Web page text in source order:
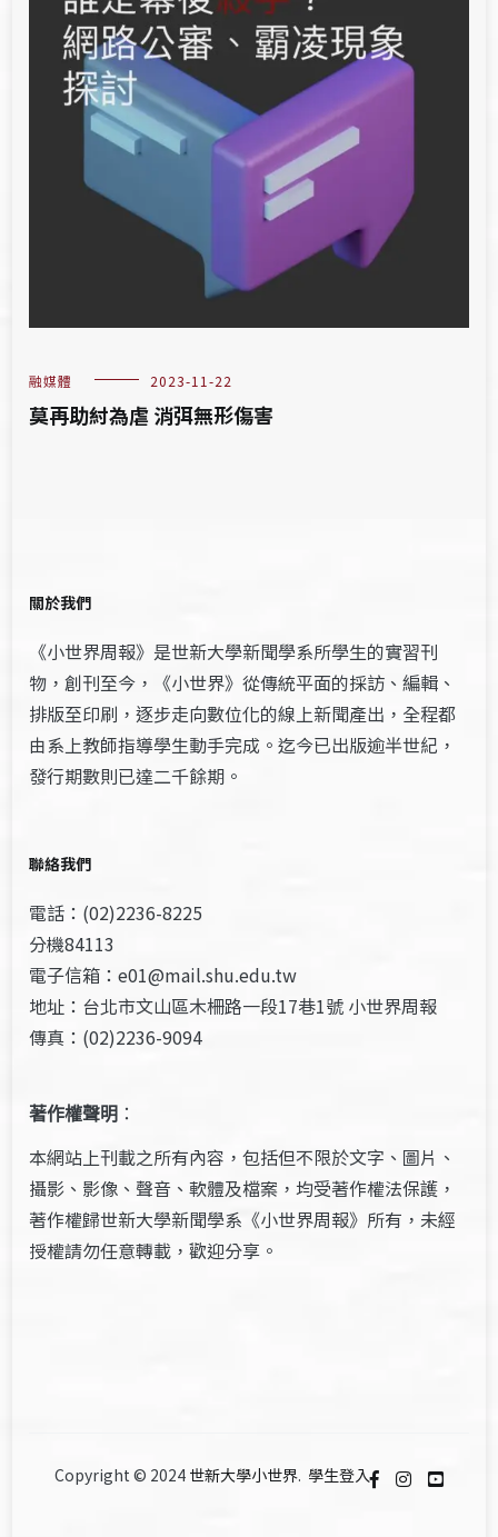
融媒體 2023-11-22
莫再助紂為虐 消弭無形傷害
關於我們
《小世界周報》是世新大學新聞學系所學生的實習刊
物，創刊至今，《小世界》從傳統平面的採訪、編輯、
排版至印刷，逐步走向數位化的線上新聞產出，全程都
由系上教師指導學生動手完成。迄今已出版逾半世紀，
發行期數則已達二千餘期。
聯絡我們
電話：(02)2236-8225
分機84113
電子信箱：e01@mail.shu.edu.tw
地址：台北市文山區木柵路一段17巷1號 小世界周報
傳真：(02)2236-9094
著作權聲明 ：
本網站上刊載之所有內容，包括但不限於文字、圖片、
攝影、影像、聲音、軟體及檔案，均受著作權法保護，
著作權歸世新大學新聞學系《小世界周報》所有，未經
授權請勿任意轉載，歡迎分享。
Copyright © 2024 世新大學小世界. 學生登入